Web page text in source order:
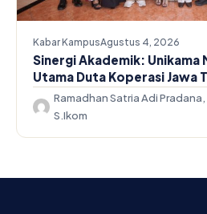
Kabar KampusAgustus 4, 2026
Sinergi Akademik: Unikama
Utama Duta Koperasi Jawa
Ramadhan Satria Adi Pradana,
S.Ikom